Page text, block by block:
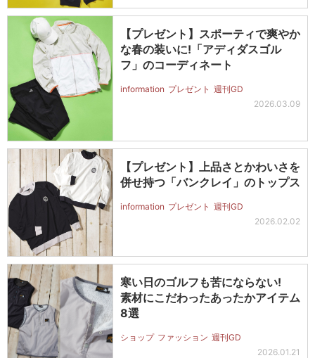
【プレゼント】スポーティで爽やか
な春の装いに!「アディダスゴル
フ」のコーディネート
information プレゼント 週刊GD
2026.03.09
【プレゼント】上品さとかわいさを
併せ持つ「バンクレイ」のトップス
information プレゼント 週刊GD
2026.02.02
寒い日のゴルフも苦にならない!
素材にこだわったあったかアイテム
8選
ショップ ファッション 週刊GD
2026.01.21